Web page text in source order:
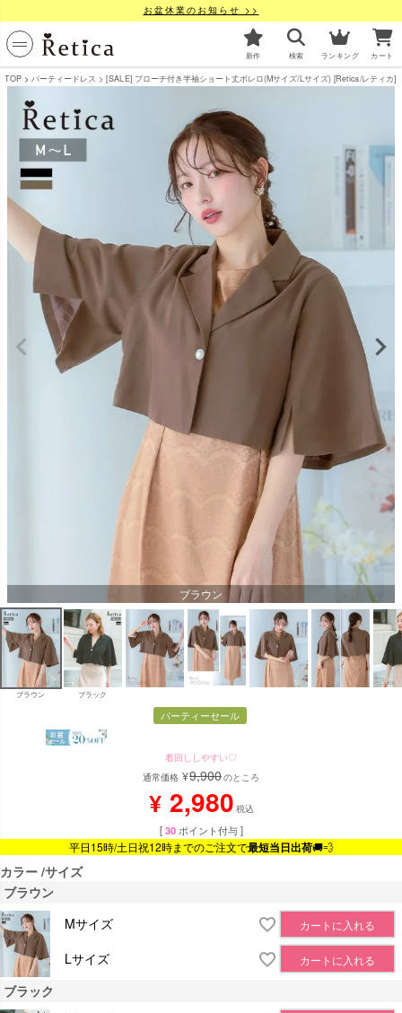
お盆休業のお知らせ >>
新作 検索 ランキング カート
TOP パーティードレス [SALE] ブローチ付き半袖ショート丈ボレロ(Mサイズ/Lサイズ) [Retica/レティカ]
ブラウン
ブラウン ブラック
パーティーセール
着回ししやすい♡
通常価格 ¥9,900のところ
¥ 2,980 税込
[ 30 ポイント付与 ]
平日15時/土日祝12時までのご注文で最短当日出荷🚚💨
カラー サイズ
ブラウン
Mサイズ
カートに入れる
Lサイズ カートに入れる
ブラック